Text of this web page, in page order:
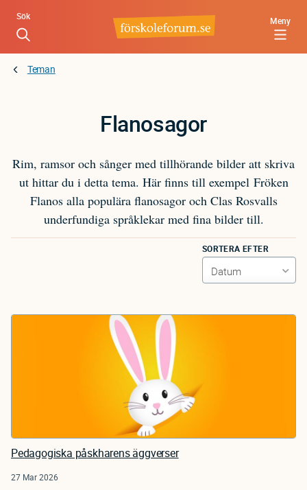
Hoppa
huvudinnehåll
Meny
Sök
Teman
Flanosagor
Rim, ramsor och sånger med tillhörande bilder att skriva
ut hittar du i detta tema. Här finns till exempel Fröken
Flanos alla populära flanosagor och Clas Rosvalls
underfundiga språklekar med fina bilder till.
SORTERA EFTER
Pedagogiska påskharens äggverser
27 Mar 2026